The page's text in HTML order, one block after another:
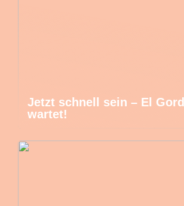
Jetzt schnell sein – El
wartet!